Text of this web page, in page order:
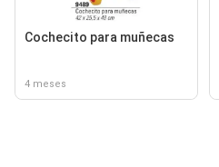
Cochecito para muñecas
4 meses